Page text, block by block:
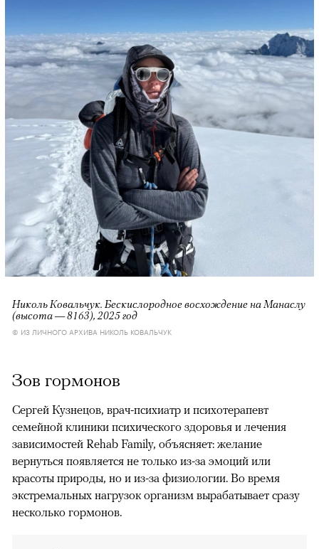
Николь Ковальчук. Бескислородное восхождение на Манаслу
(высота — 8163), 2025 год
© ИЗ ЛИЧНОГО АРХИВА НИКОЛЬ КОВАЛЬЧУК
Зов гормонов
Сергей Кузнецов, врач-психиатр и психотерапевт
семейной клиники психического здоровья и лечения
зависимостей Rehab Family, объясняет: желание
вернуться появляется не только из-за эмоций или
красоты природы, но и из-за физиологии. Во время
экстремальных нагрузок организм вырабатывает сразу
несколько гормонов.